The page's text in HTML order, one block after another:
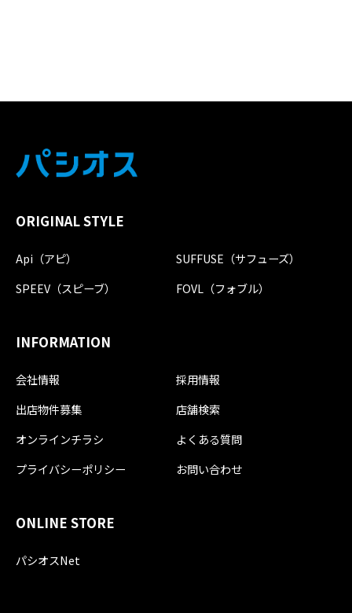
ORIGINAL STYLE
Api（アピ）
SUFFUSE（サフューズ）
SPEEV（スピーブ）
FOVL（フォブル）
INFORMATION
会社情報
採用情報
出店物件募集
店舗検索
オンラインチラシ
よくある質問
プライバシーポリシー
お問い合わせ
ONLINE STORE
パシオスNet